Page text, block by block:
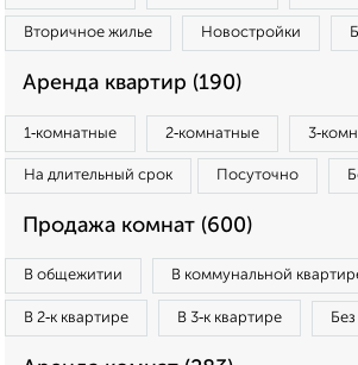
Вторичное жилье Новостройки
Аренда квартир (190)
1‑комнатные 2‑комнатные
На длительный срок Посуточно
Продажа комнат (600)
В общежитии В коммунальной
В 2‑к квартире В 3‑к квартире